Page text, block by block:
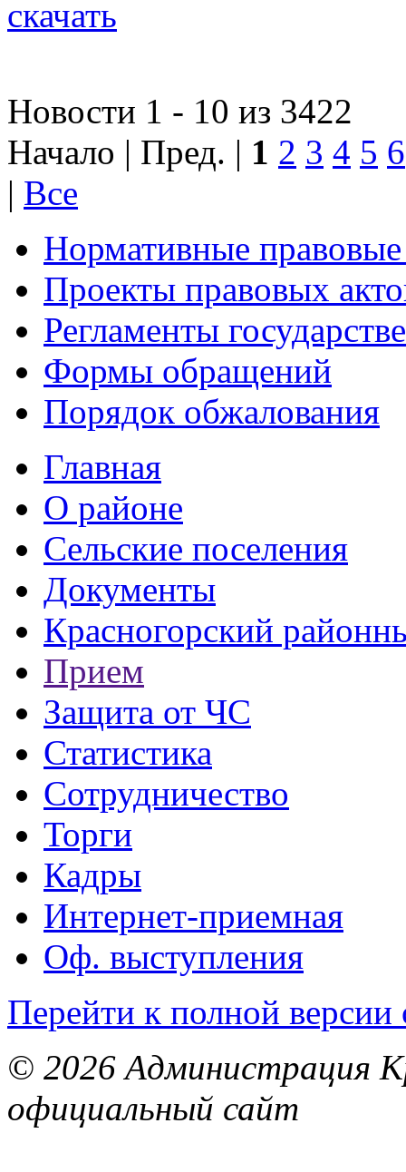
скачать
Новости 1 - 10 из 3422
Начало | Пред. | 1 2 3 4 5 6
| Все
Нормативные
Проекты правовых
Регламенты
Формы обращений
Порядок обжалования
Главная
О районе
Сельские поселения
Документы
Красногорский
Прием
Защита от ЧС
Статистика
Сотрудничество
Торги
Кадры
Интернет-приемная
Оф. выступления
Перейти к полной версии
© 2026 Администрация
официальный сайт